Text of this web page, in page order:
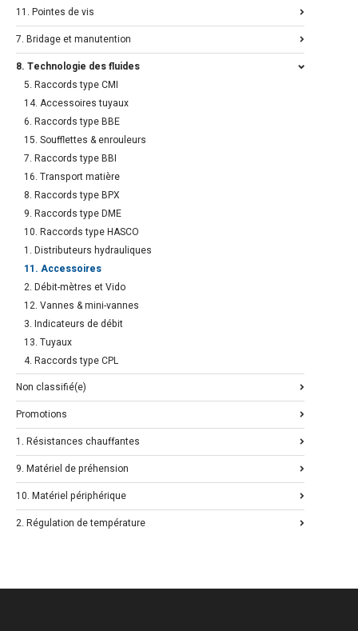
11. Pointes de vis
7. Bridage et manutention
8. Technologie des fluides
5. Raccords type CMI
14. Accessoires tuyaux
6. Raccords type BBE
15. Soufflettes & enrouleurs
7. Raccords type BBI
16. Transport matière
8. Raccords type BPX
9. Raccords type DME
10. Raccords type HASCO
1. Distributeurs hydrauliques
11. Accessoires
2. Débit-mètres et Vido
12. Vannes & mini-vannes
3. Indicateurs de débit
13. Tuyaux
4. Raccords type CPL
Non classifié(e)
Promotions
1. Résistances chauffantes
9. Matériel de préhension
10. Matériel périphérique
2. Régulation de température